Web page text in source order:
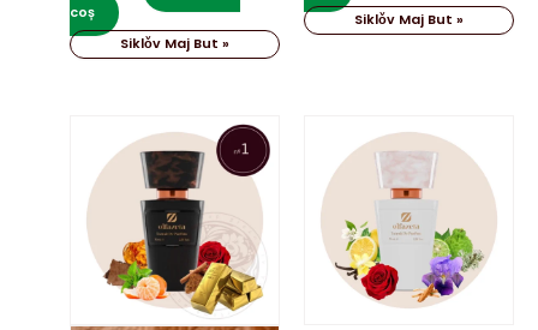
coș
Siklǒv Maj But »
Siklǒv Maj But »